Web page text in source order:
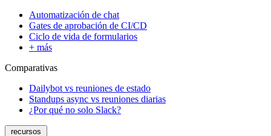
Automatización de chat
Gates de aprobación de CI/CD
Ciclo de vida de formularios
+ más
Comparativas
Dailybot vs reuniones de estado
Standups async vs reuniones diarias
¿Por qué no solo Slack?